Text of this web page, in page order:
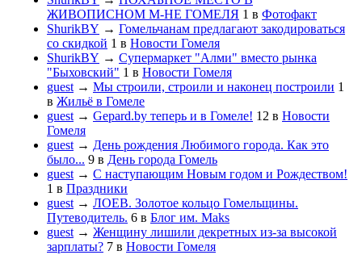
ЖИВОПИСНОМ М-НЕ ГОМЕЛЯ 1 в Фотофакт
ShurikBY → Гомельчанам предлагают закодироваться
со скидкой 1 в Новости Гомеля
ShurikBY → Супермаркет "Алми" вместо рынка
"Быховский" 1 в Новости Гомеля
guest → Мы строили, строили и наконец построили 1
в Жильё в Гомеле
guest → Gepard.by теперь и в Гомеле! 12 в Новости
Гомеля
guest → День рождения Любимого города. Как это
было... 9 в День города Гомель
guest → С наступающим Новым годом и Рождеством!
1 в Праздники
guest → ЛОЕВ. Золотое кольцо Гомельщины.
Путеводитель. 6 в Блог им. Maks
guest → Женщину лишили декретных из-за высокой
зарплаты? 7 в Новости Гомеля